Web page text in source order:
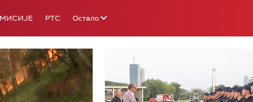
РТС Остало